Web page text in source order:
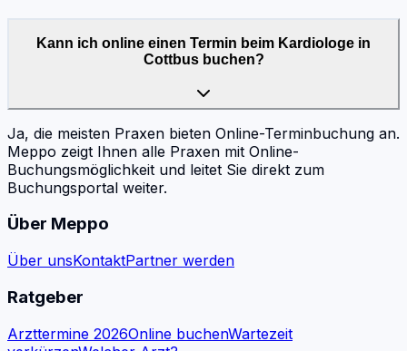
Kann ich online einen Termin beim Kardiologe in
Cottbus buchen?
Ja, die meisten Praxen bieten Online-Terminbuchung an.
Meppo zeigt Ihnen alle Praxen mit Online-
Buchungsmöglichkeit und leitet Sie direkt zum
Buchungsportal weiter.
Über Meppo
Über unsKontaktPartner werden
Ratgeber
Arzttermine 2026Online buchenWartezeit